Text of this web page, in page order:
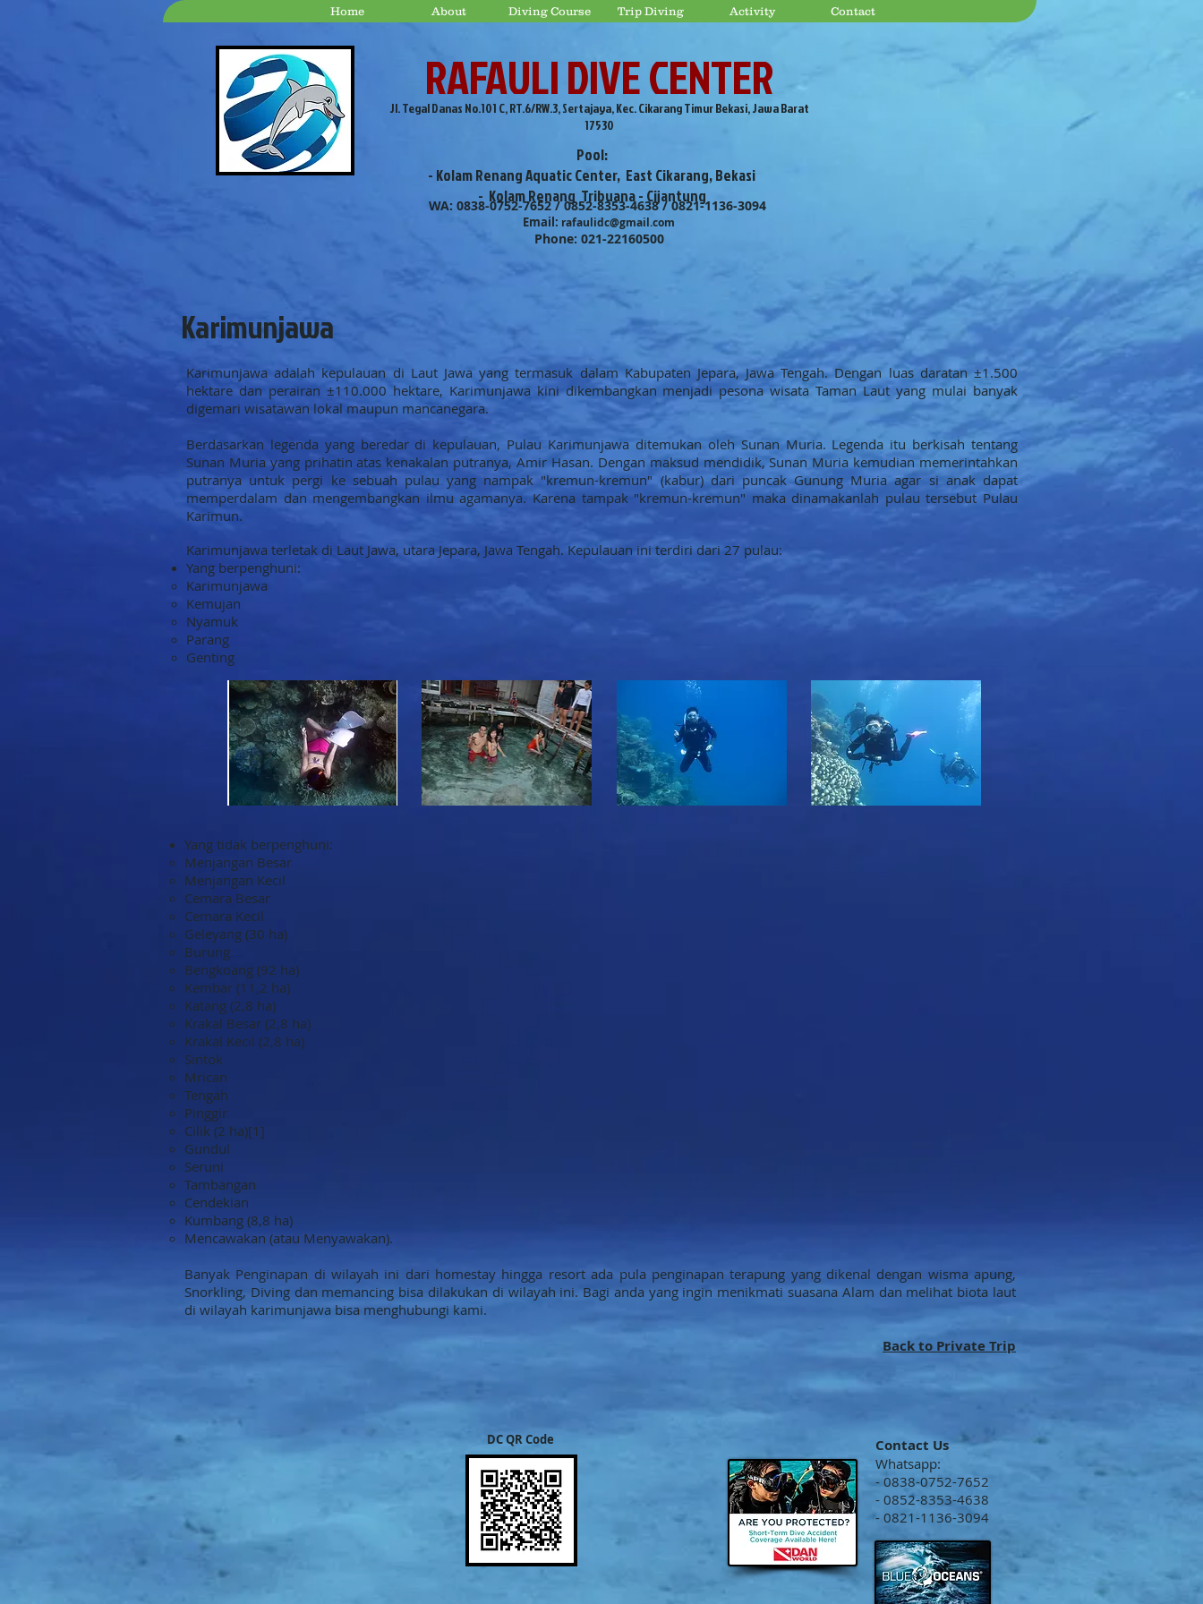
Home About Diving Course Trip Diving Activity Contact
RAFAULI DIVE CENTER
WA: 0838-0752-7652 / 0852-8353-4638 / 0821-1136-3094
Email: rafaulidc@gmail.com
Phone: 021-22160500
Jl. Tegal Danas No.101 C, RT.6/RW.3, Sertajaya, Kec. Cikarang Timur Bekasi, Jawa Barat
17530
Pool:
- Kolam Renang Aquatic Center, East Cikarang, Bekasi
- Kolam Renang Tribuana - Cijantung
Karimunjawa
Karimunjawa adalah kepulauan di Laut Jawa yang termasuk dalam Kabupaten Jepara, Jawa Tengah. Dengan luas daratan ±1.500
hektare dan perairan ±110.000 hektare, Karimunjawa kini dikembangkan menjadi pesona wisata Taman Laut yang mulai banyak
digemari wisatawan lokal maupun mancanegara.
Berdasarkan legenda yang beredar di kepulauan, Pulau Karimunjawa ditemukan oleh Sunan Muria. Legenda itu berkisah tentang
Sunan Muria yang prihatin atas kenakalan putranya, Amir Hasan. Dengan maksud mendidik, Sunan Muria kemudian memerintahkan
putranya untuk pergi ke sebuah pulau yang nampak "kremun-kremun" (kabur) dari puncak Gunung Muria agar si anak dapat
memperdalam dan mengembangkan ilmu agamanya. Karena tampak "kremun-kremun" maka dinamakanlah pulau tersebut Pulau
Karimun.
Karimunjawa terletak di Laut Jawa, utara Jepara, Jawa Tengah. Kepulauan ini terdiri dari 27 pulau:
Yang berpenghuni:
Karimunjawa
Kemujan
Nyamuk
Parang
Genting
Yang tidak berpenghuni:
Menjangan Besar
Menjangan Kecil
Cemara Besar
Cemara Kecil
Geleyang (30 ha)
Burung
Bengkoang (92 ha)
Kembar (11,2 ha)
Katang (2,8 ha)
Krakal Besar (2,8 ha)
Krakal Kecil (2,8 ha)
Sintok
Mrican
Tengah
Pinggir
Cilik (2 ha)[1]
Gundul
Seruni
Tambangan
Cendekian
Kumbang (8,8 ha)
Mencawakan (atau Menyawakan).
Banyak Penginapan di wilayah ini dari homestay hingga resort ada pula penginapan terapung yang dikenal dengan wisma apung,
Snorkling, Diving dan memancing bisa dilakukan di wilayah ini. Bagi anda yang ingin menikmati suasana Alam dan melihat biota laut
di wilayah karimunjawa bisa menghubungi kami.
Back to Private Trip
DC QR Code Contact Us
Whatsapp:
- 0838-0752-7652
- 0852-8353-4638
- 0821-1136-3094